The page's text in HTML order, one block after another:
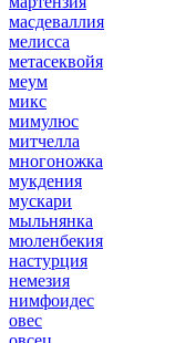
масдеваллия
мелисса
метасеквойя
меум
микс
мимулюс
митчелла
многоножка
мукдения
мускари
мыльнянка
мюленбекия
настурция
немезия
нимфоидес
овес